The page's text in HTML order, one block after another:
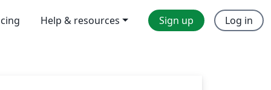
Help & resources Sign up Log in